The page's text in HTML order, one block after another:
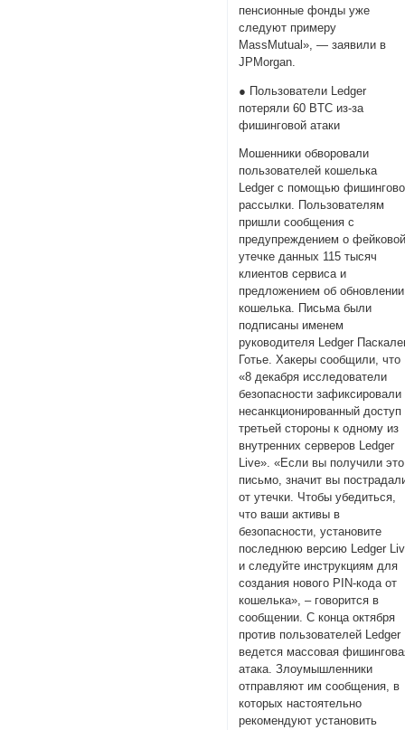
пенсионные фонды уже
следуют примеру
MassMutual», — заявили в
JPMorgan.
● Пользователи Ledger
потеряли 60 BTC из-за
фишинговой атаки
Мошенники обворовали
пользователей кошелька
Ledger с помощью
рассылки. Пользователям
пришли сообщения с
предупреждением о
утечке данных 115 тысяч
клиентов сервиса и
предложением об обновлении
кошелька. Письма были
подписаны именем
руководителя Ledger
Готье. Хакеры сообщили, что
«8 декабря исследователи
безопасности зафиксировали
несанкционированный доступ
третьей стороны к одному из
внутренних серверов Ledger
Live». «Если вы получили это
письмо, значит вы
от утечки. Чтобы убедиться,
что ваши активы в
безопасности, установите
последнюю версию Ledger
и следуйте инструкциям для
создания нового PIN-кода от
кошелька», – говорится в
сообщении. С конца октября
против пользователей Ledger
ведется массовая
атака. Злоумышленники
отправляют им сообщения, в
которых настоятельно
рекомендуют установить